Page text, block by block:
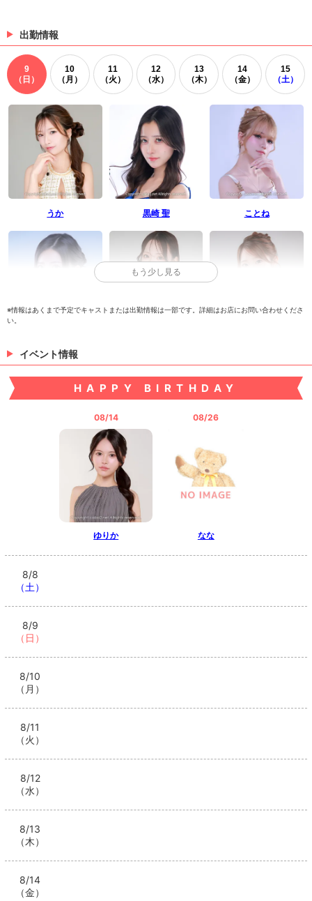
> ホットニュース一覧を見る
出勤情報
9
（日）
10
（月）
11
（火）
12
（水）
13
（木）
14
（金）
15
（土）
うか 黒崎 聖 ことね
もう少し見る
※情報はあくまで予定でキャストまたは出勤情報は一部です。詳細はお店にお問い合わせくださ
い。
イベント情報
HAPPY BIRTHDAY
08/14
ゆりか
08/26
なな
8/8
（土）
8/9
（日）
8/10
（月）
8/11
（火）
8/12
（水）
8/13
（木）
8/14
（金）